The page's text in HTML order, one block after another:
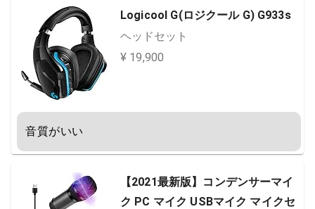
Logicool G(ロジクール G) G933s
ヘッドセット
¥ 19,900
音質がいい
【2021最新版】コンデンサーマイ
ク PC マイク USBマイク マイクセ